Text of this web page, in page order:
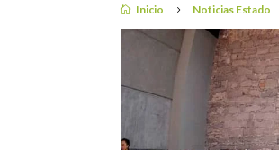
 Inicio 5 Noticias Estado
Destacadas Noticias